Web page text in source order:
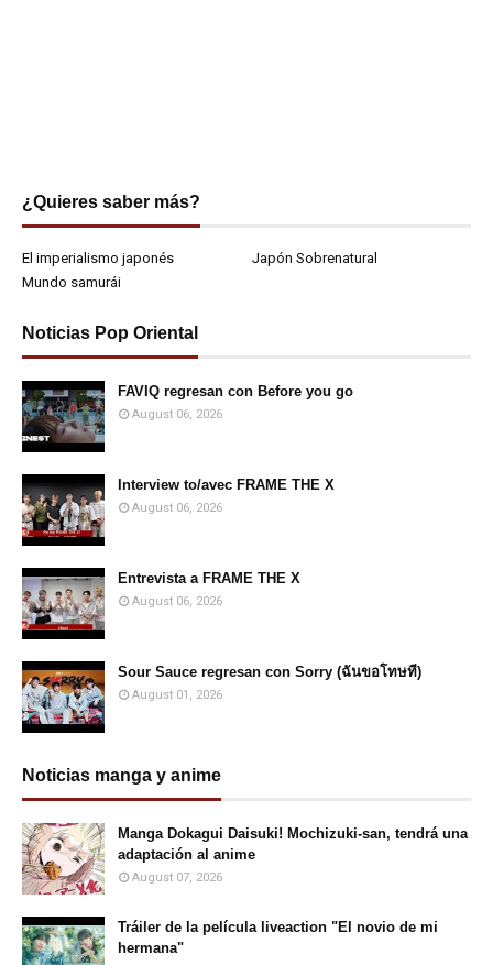
¿Quieres saber más?
El imperialismo japonés
Japón Sobrenatural
Mundo samurái
Noticias Pop Oriental
FAVIQ regresan con Before you go
August 06, 2026
Interview to/avec FRAME THE X
August 06, 2026
Entrevista a FRAME THE X
August 06, 2026
Sour Sauce regresan con Sorry (ฉันขอโทษที)
August 01, 2026
Noticias manga y anime
Manga Dokagui Daisuki! Mochizuki-san, tendrá una
adaptación al anime
August 07, 2026
Tráiler de la película liveaction "El novio de mi
hermana"